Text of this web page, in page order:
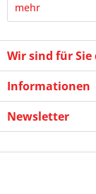
mehr
Wir sind für Sie
Informationen
Newsletter